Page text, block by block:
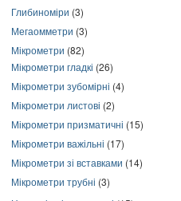
Глибиноміри (3)
Мегаомметри (3)
Мікрометри (82)
Мікрометри гладкі (26)
Мікрометри зубомірні (4)
Мікрометри листові (2)
Мікрометри призматичні (15)
Мікрометри важільні (17)
Мікрометри зі вставками (14)
Мікрометри трубні (3)